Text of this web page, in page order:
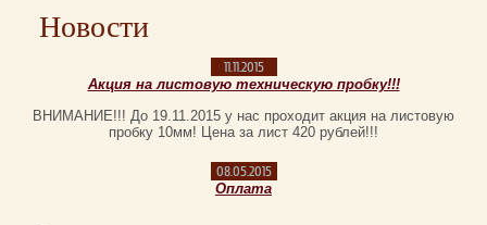
Новости
11.11.2015
Акция на листовую техническую пробку!!!
ВНИМАНИЕ!!! До 19.11.2015 у нас проходит акция на листовую
пробку 10мм! Цена за лист 420 рублей!!!
08.05.2015
Оплата